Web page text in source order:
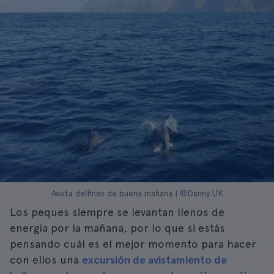
Avista delfines de buena mañana | ©Danny UK
Los peques siempre se levantan llenos de
energía por la mañana, por lo que si estás
pensando cuál es el mejor momento para hacer
con ellos una excursión de avistamiento de